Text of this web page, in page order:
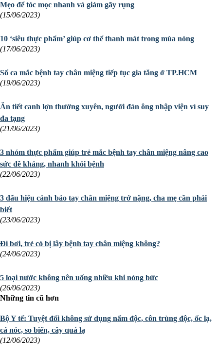
Mẹo để tóc mọc nhanh và giảm gãy rụng
(15/06/2023)
10 ‘siêu thực phẩm’ giúp cơ thể thanh mát trong mùa nóng
(17/06/2023)
Số ca mắc bệnh tay chân miệng tiếp tục gia tăng ở TP.HCM
(19/06/2023)
Ăn tiết canh lợn thường xuyên, người đàn ông nhập viện vì suy
đa tạng
(21/06/2023)
3 nhóm thực phẩm giúp trẻ mắc bệnh tay chân miệng nâng cao
sức đề kháng, nhanh khỏi bệnh
(22/06/2023)
3 dấu hiệu cảnh báo tay chân miệng trở nặng, cha mẹ cần phải
biết
(23/06/2023)
Đi bơi, trẻ có bị lây bệnh tay chân miệng không?
(24/06/2023)
5 loại nước không nên uống nhiều khi nóng bức
(26/06/2023)
Những tin cũ hơn
Bộ Y tế: Tuyệt đối không sử dụng nấm độc, côn trùng độc, ốc lạ,
cá nóc, so biển, cây quả lạ
(12/06/2023)